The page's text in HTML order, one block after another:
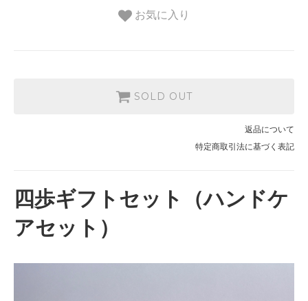
お気に入り
SOLD OUT
返品について
特定商取引法に基づく表記
四歩ギフトセット（ハンドケ
アセット）